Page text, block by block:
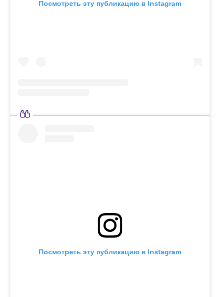
Посмотреть эту публикацию в Instagram
Посмотреть эту публикацию в Instagram